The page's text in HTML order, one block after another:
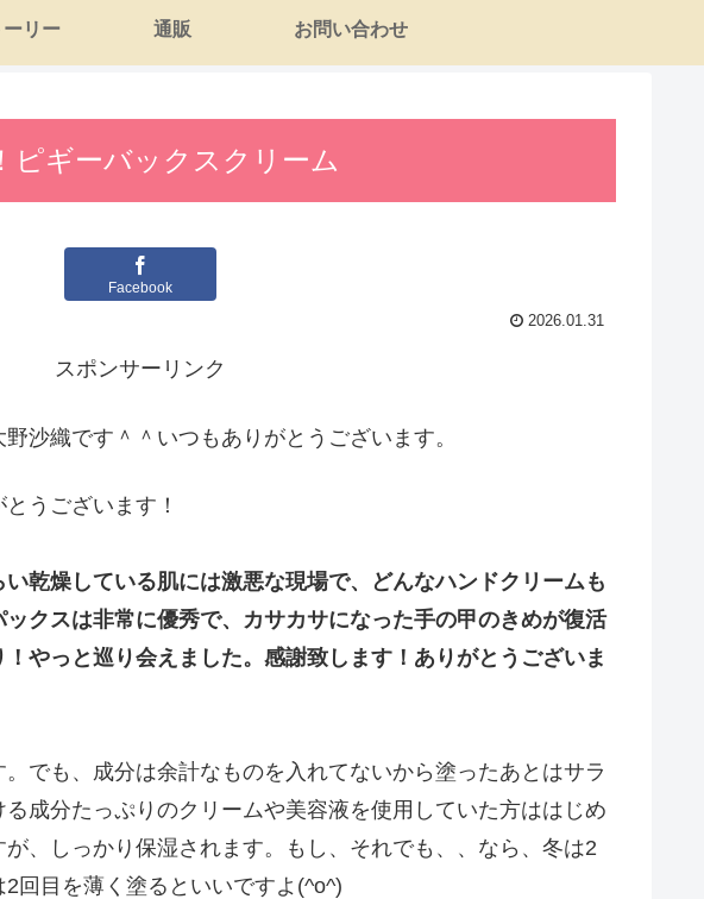
リー 通販 お問い合わせ
ピギーバックスクリーム
Facebook
2026.01.31
スポンサーリンク
沙織です＾＾いつもありがとうございます。
うございます！
い乾燥している肌には激悪な現場で、どんなハンドクリームも
クスは非常に優秀で、カサカサになった手の甲のきめが復活
やっと巡り会えました。感謝致します！ありがとうございま
でも、成分は余計なものを入れてないから塗ったあとはサラ
成分たっぷりのクリームや美容液を使用していた方ははじめ
、しっかり保湿されます。もし、それでも、、なら、冬は2
回目を薄く塗るといいですよ(^o^)